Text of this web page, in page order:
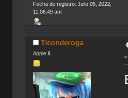
Fecha de registro: Julio 05, 2022,
11:06:49 am
Ticonderoga
Apple II